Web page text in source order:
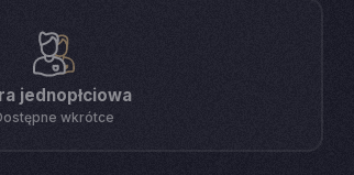
jednopłciowa
wkrótce